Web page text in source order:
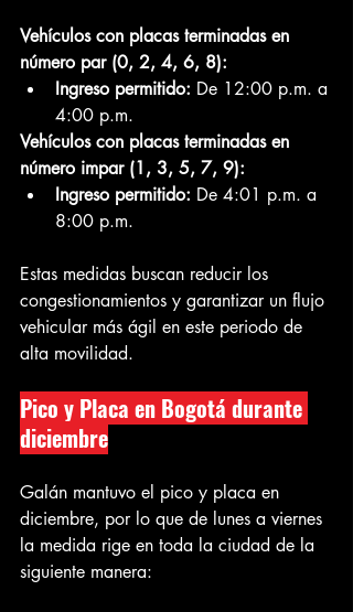
Vehículos con placas terminadas en
número par (0, 2, 4, 6, 8):
Ingreso permitido: De 12:00 p.m. a
4:00 p.m.
Vehículos con placas terminadas en
número impar (1, 3, 5, 7, 9):
Ingreso permitido: De 4:01 p.m. a
8:00 p.m.
Estas medidas buscan reducir los
congestionamientos y garantizar un flujo
vehicular más ágil en este periodo de
alta movilidad.
Pico y Placa en Bogotá durante
diciembre
Galán mantuvo el pico y placa en
diciembre, por lo que de lunes a viernes
la medida rige en toda la ciudad de la
siguiente manera: